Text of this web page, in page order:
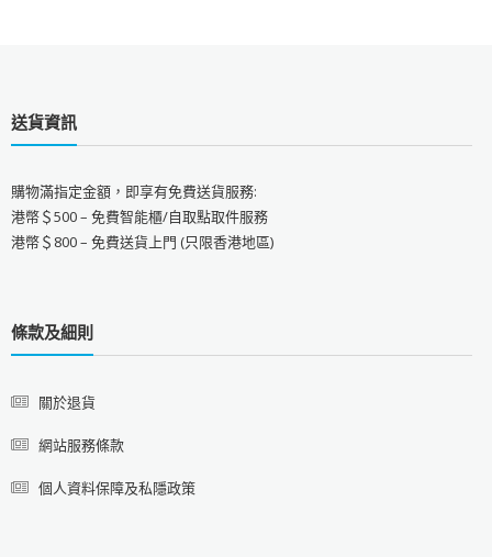
送貨資訊
購物滿指定金額，即享有免費送貨服務:
港幣＄500 – 免費智能櫃/自取點取件服務
港幣＄800 – 免費送貨上門 (只限香港地區)
條款及細則
關於退貨
網站服務條款
個人資料保障及私隱政策